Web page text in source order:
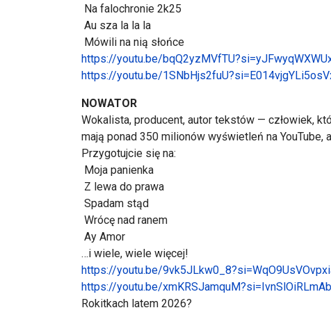
Na falochronie 2k25
Au sza la la la
Mówili na nią słońce
https://youtu.be/
https://youtu.be/
NOWATOR
Wokalista, producent, autor tekstów — człowiek,
mają ponad 350 milionów wyświetleń na YouTube,
Przygotujcie się na:
Moja panienka
Z lewa do prawa
Spadam stąd
Wrócę nad ranem
Ay Amor
…i wiele, wiele więcej!
https://youtu.be/
https://youtu.be/
Rokitkach latem 2026?